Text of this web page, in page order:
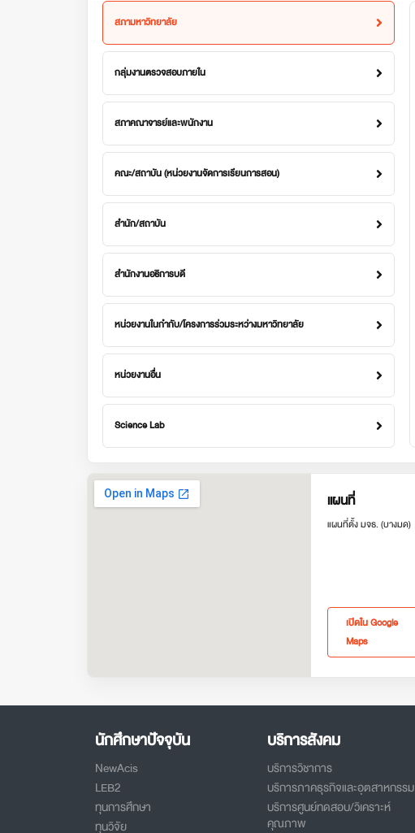
สภามหาวิทยาลัย
กลุ่มงานตรวจสอบภายใน
สภาคณาจารย์และพนักงาน
คณะ/สถาบัน (หน่วยงานจัดการเรียนการสอน)
สำนัก/สถาบัน
สำนักงานอธิการบดี
หน่วยงานในกำกับ/โครงการร่วมระหว่างมหาวิทยาลัย
หน่วยงานอื่น
Science Lab
แผนที่
แผนที่ตั้ง มจธ. (บางมด)
เปิดใน Google
Maps
นักศึกษาปัจจุบัน
NewAcis
LEB2
ทุนการศึกษา
ทุนวิจัย
บริการสังคม
บริการวิชาการ
บริการภาคธุรกิจและอุตสาหกรรม
บริการศูนย์ทดสอบ/วิเคราะห์
คุณภาพ